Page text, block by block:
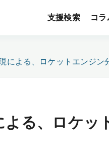
支援検索 コラ
による、ロケットエンジン
る、ロケッ